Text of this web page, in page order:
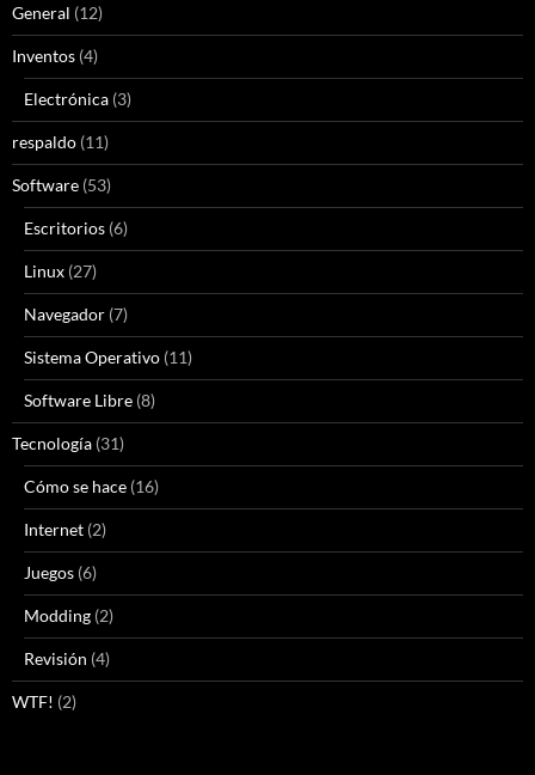
General (12)
Inventos (4)
Electrónica (3)
respaldo (11)
Software (53)
Escritorios (6)
Linux (27)
Navegador (7)
Sistema Operativo (11)
Software Libre (8)
Tecnología (31)
Cómo se hace (16)
Internet (2)
Juegos (6)
Modding (2)
Revisión (4)
WTF! (2)